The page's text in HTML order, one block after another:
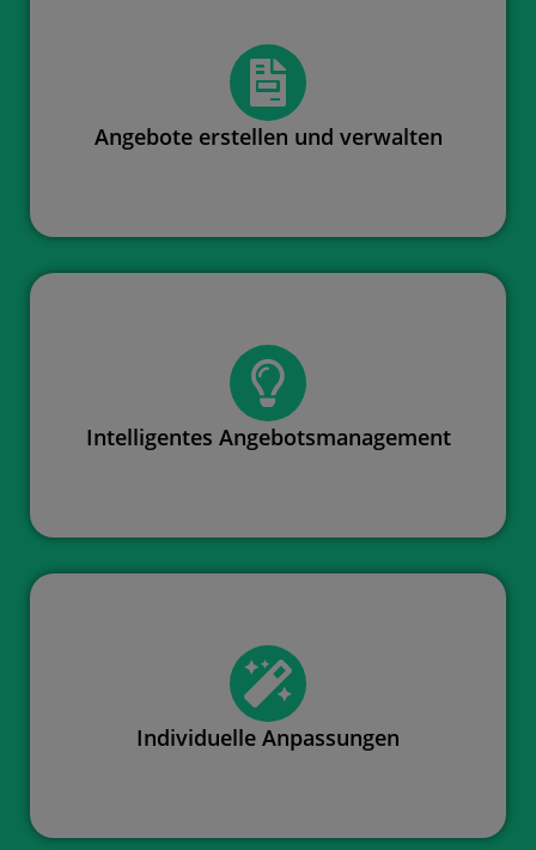
Angebote erstellen und verwalten
Intelligentes Angebotsmanagement
Individuelle Anpassungen